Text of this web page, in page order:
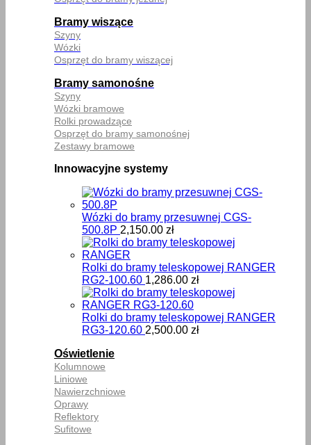
Bramy wiszące
Szyny
Wózki
Osprzęt do bramy wiszącej
Bramy samonośne
Szyny
Wózki bramowe
Rolki prowadzące
Osprzęt do bramy samonośnej
Zestawy bramowe
Innowacyjne systemy
Wózki do bramy przesuwnej CGS-
500.8P 2,150.00 zł
Rolki do bramy teleskopowej RANGER
RG2-100.60 1,286.00 zł
Rolki do bramy teleskopowej RANGER
RG3-120.60 2,500.00 zł
Oświetlenie
Kolumnowe
Liniowe
Nawierzchniowe
Oprawy
Reflektory
Sufitowe